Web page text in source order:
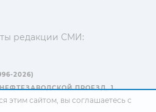
редакции СМИ:
2026)
ПРОЕЗД, 1
этим сайтом, вы соглашаетесь с